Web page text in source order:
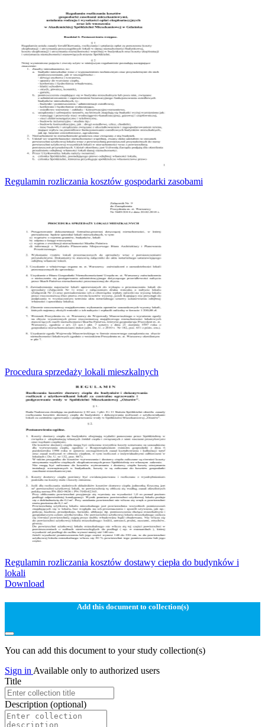
Regulamin rozliczania kosztów gospodarki zasobami
Procedura sprzedaży lokali mieszkalnych
Regulamin rozliczania kosztów dostawy ciepła do budynków i
lokali
Download
Add this document to collection(s)
You can add this document to your study collection(s)
Sign in Available only to authorized users
Title
Description (optional)